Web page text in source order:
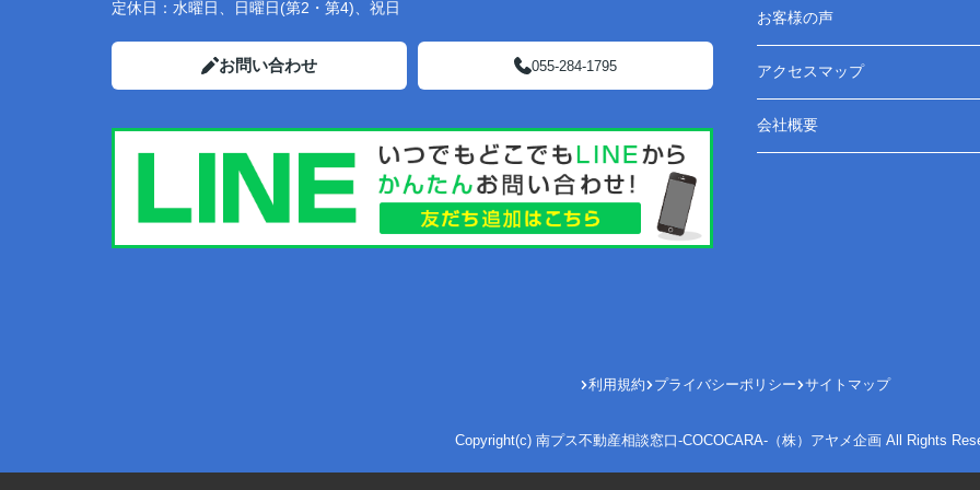
定休日： 水曜日、日曜日(第2・第4)、祝日
お問い合わせ 055-284-1795
お客様の声
アクセスマップ
会社概要
利用規約 プライバシーポリシー サイトマップ
Copyright(c) 南プス不動産相談窓口-COCOCARA-（株）アヤメ企画 All Rights